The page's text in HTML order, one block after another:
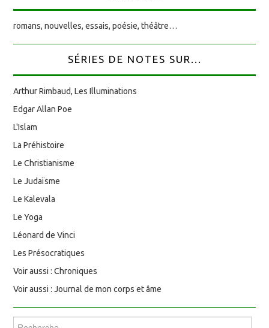
romans, nouvelles, essais, poésie, théâtre…
SÉRIES DE NOTES SUR...
Arthur Rimbaud, Les Illuminations
Edgar Allan Poe
L'Islam
La Préhistoire
Le Christianisme
Le Judaïsme
Le Kalevala
Le Yoga
Léonard de Vinci
Les Présocratiques
Voir aussi : Chroniques
Voir aussi : Journal de mon corps et âme
Rechercher :